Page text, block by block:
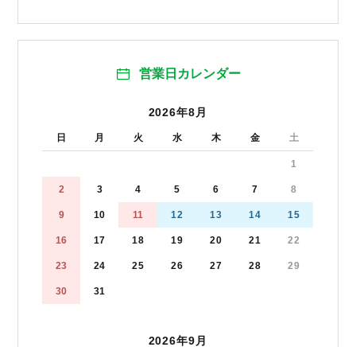
営業日カレンダー
2026年8月
日 月 火 水 木 金 土
1
2 3 4 5 6 7 8
9 10 11 12 13 14 15
16 17 18 19 20 21 22
23 24 25 26 27 28 29
30 31
2026年9月